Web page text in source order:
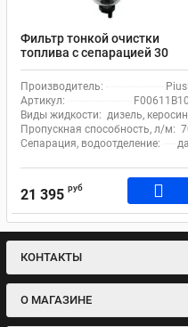
Фильтр тонкой очистки
топлива с сепарацией 30
мкм 70 л.м. Piusi Clear
Captor Filter Kit water
F00611B10
Производитель:
Piusi
Артикул:
F00611B10
Виды жидкости: дизель,
Пропускная способность, л/м:
Сепарация, водоотделение:
да
21 395 руб
КОНТАКТЫ
О МАГАЗИНЕ